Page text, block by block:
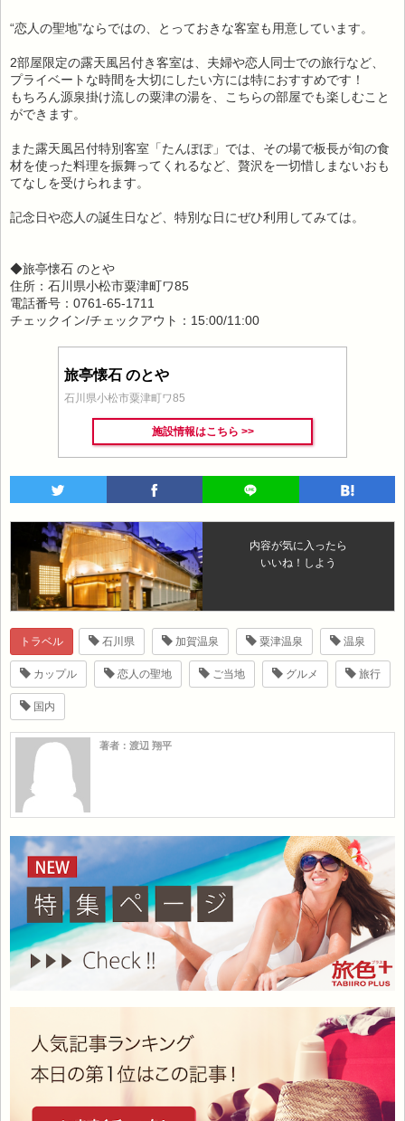
“恋人の聖地”ならではの、とっておきな客室も用意しています。
2部屋限定の露天風呂付き客室は、夫婦や恋人同士での旅行など、
プライベートな時間を大切にしたい方には特におすすめです！
もちろん源泉掛け流しの粟津の湯を、こちらの部屋でも楽しむこと
ができます。
また露天風呂付特別客室「たんぽぽ」では、その場で板長が旬の食
材を使った料理を振舞ってくれるなど、贅沢を一切惜しまないおも
てなしを受けられます。
記念日や恋人の誕生日など、特別な日にぜひ利用してみては。
◆旅亭懐石 のとや
住所：石川県小松市粟津町ワ85
電話番号：0761-65-1711
チェックイン/チェックアウト：15:00/11:00
旅亭懐石 のとや
石川県小松市粟津町ワ85
施設情報はこちら >>
内容が気に入ったら
いいね！しよう
トラベル 石川県 加賀温泉 粟津温泉 温泉
カップル 恋人の聖地 ご当地 グルメ 旅行
国内
著者：渡辺 翔平